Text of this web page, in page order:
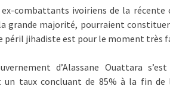
combattants ivoiriens de la
grande majorité, pourraient
péril jihadiste est pour le moment très
d’Alassane Ouattara
taux concluant de 85% à la fin de